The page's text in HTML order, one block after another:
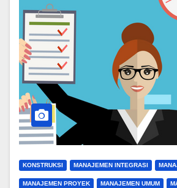
KONSTRUKSI MANAJEMEN INTEGRASI
MANAJEMEN PROYEK MANAJEMEN UMUM